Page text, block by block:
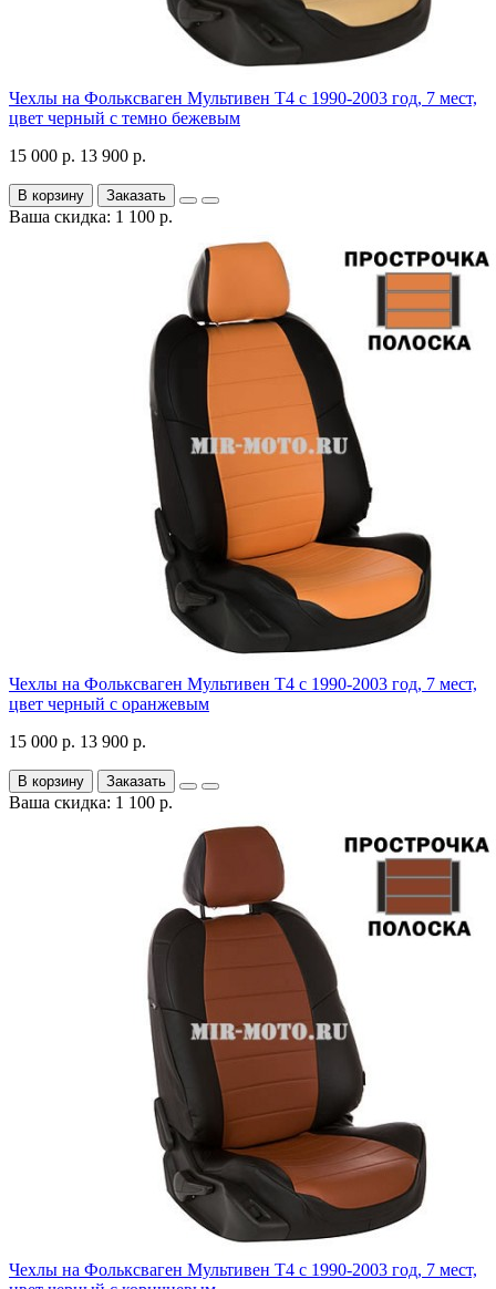
Чехлы на Фольксваген Мультивен Т4 с 1990-2003 год, 7 мест,
цвет черный с темно бежевым
15 000 р. 13 900 р.
В корзину Заказать
Ваша скидка: 1 100 р.
Чехлы на Фольксваген Мультивен Т4 с 1990-2003 год, 7 мест,
цвет черный с оранжевым
15 000 р. 13 900 р.
В корзину Заказать
Ваша скидка: 1 100 р.
Чехлы на Фольксваген Мультивен Т4 с 1990-2003 год, 7 мест,